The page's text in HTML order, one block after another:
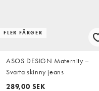
FLER FÄRGER
ASOS DESIGN Maternity –
Svarta skinny jeans
289,00 SEK